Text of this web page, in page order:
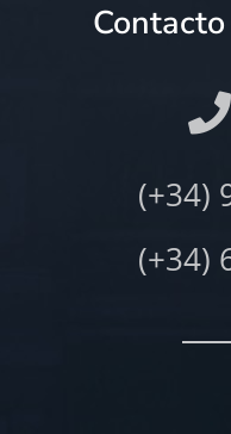
(+34)
(+34)